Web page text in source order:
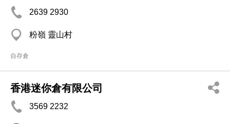
2639 2930
粉嶺 靈山村
自存倉
香港迷你倉有限公司
3569 2232